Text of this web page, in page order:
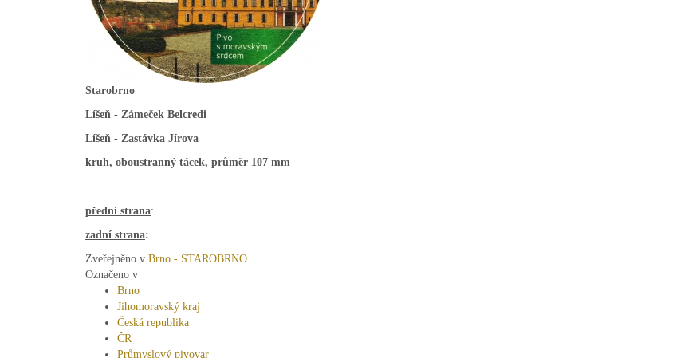
Starobrno
Líšeň - Zámeček Belcredi
Líšeň - Zastávka Jírova
kruh, oboustranný tácek, průměr 107 mm
přední strana:
zadní strana:
Zveřejněno v Brno - STAROBRNO
Označeno v
Brno
Jihomoravský kraj
Česká republika
ČR
Průmyslový pivovar